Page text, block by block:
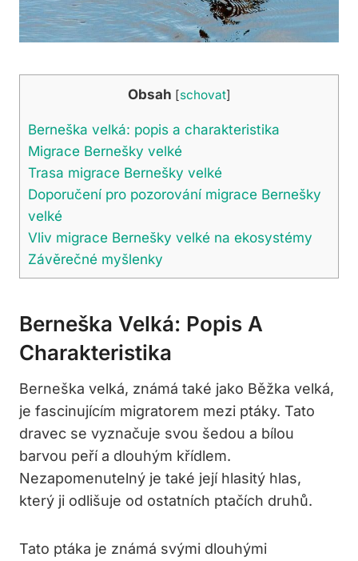
Obsah [schovat]
Berneška velká: popis a charakteristika
Migrace Bernešky velké
Trasa migrace Bernešky velké
Doporučení pro pozorování migrace Bernešky
velké
Vliv migrace Bernešky velké na ekosystémy
Závěrečné myšlenky
Berneška Velká: Popis A
Charakteristika
Berneška velká, známá také jako Běžka velká,
je fascinujícím migratorem mezi ptáky. Tato
dravec se vyznačuje svou šedou a bílou
barvou peří a dlouhým křídlem.
Nezapomenutelný je také její hlasitý hlas,
který ji odlišuje od ostatních ptačích druhů.
Tato ptáka je známá svými dlouhými